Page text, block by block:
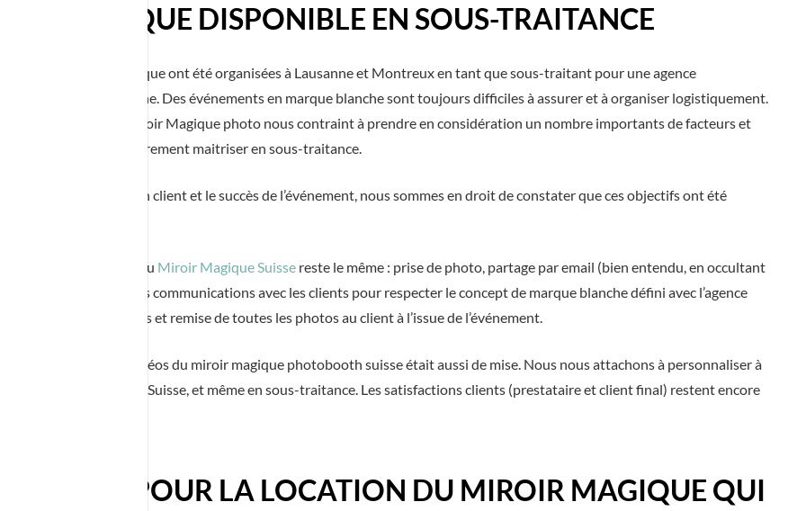
MAGIQUE DISPONIBLE EN SOUS-TRAITANCE
animations Miroir Magique ont été organisées à Lausanne et Montreux en tant que sous-traitant pour une agence
de la région de Lausanne. Des événements en marque blanche sont toujours difficiles à assurer et à organiser logistiquement.
notre photobooth Miroir Magique photo nous contraint à prendre en considération un nombre importants de facteurs et
ne pouvons pas entièrement maitriser en sous-traitance.
toujours la satisfaction client et le succès de l’événement, nous sommes en droit de constater que ces objectifs ont été
blanche, le concept du Miroir Magique Suisse reste le même : prise de photo, partage par email (bien entendu, en occultant
dans toutes les communications avec les clients pour respecter le concept de marque blanche défini avec l’agence
impression des photos et remise de toutes les photos au client à l’issue de l’événement.
des animations vidéos du miroir magique photobooth suisse était aussi de mise. Nous nous attachons à personnaliser à
événement, même en Suisse, et même en sous-traitance. Les satisfactions clients (prestataire et client final) restent encore
POUR LA LOCATION DU MIROIR MAGIQUE QUI